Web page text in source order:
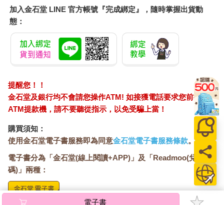
有一次，在空閒的時候，我達到冥想的「完美境界」，那時我在
想，若是我的眼睛過於純潔而無法看見不義，若是萬物對我來說
都是純潔的，若是我沒有受到譴責，我會變成什麼樣子。
當我一頭熱的迷失在這沉思中時，發現自己超越了感官的黑暗環
境，被提升到了另一境界。
《詩歌》中吟唱的「祂復活了，祂復活了」，我直覺地覺得那是
指我。
然後，我似乎在夜間行走。很快就來到一個也許是古代耶路撒冷
舊城區耶穌行神蹟的畢士大池，因為在這個地方躺著一大群無能
的民眾——瞎眼的、瘸腿的、癱瘓的，但他們不是如傳統所描述
的，在那裡等待流水，而是在等待我。
當我走近時，我不假思索、不費力氣的一個接一個地將他們治
好，就像位莊嚴美麗的魔法師。
眼睛和手腳，所有的殘缺位，都從某個無形的水庫中提取出來，
並與我內心湧動的感受完美融為一體。
當一切都達到完美之際，唱詩班剛好唱到：「完成了。」
加入金石堂 LINE 官方帳號『完成綁定』，隨時掌握出貨動
態：
提醒您！！
金石堂及銀行均不會請您操作ATM! 如接獲電話要求您前往
ATM提款機，請不要聽從指示，以免受騙上當！
購買須知：
使用金石堂電子書服務即為同意金石堂電子書服務條款。
電子書分為「金石堂(線上閱讀+APP)」及「Readmoo(兌換
碼)」兩種：
電子書